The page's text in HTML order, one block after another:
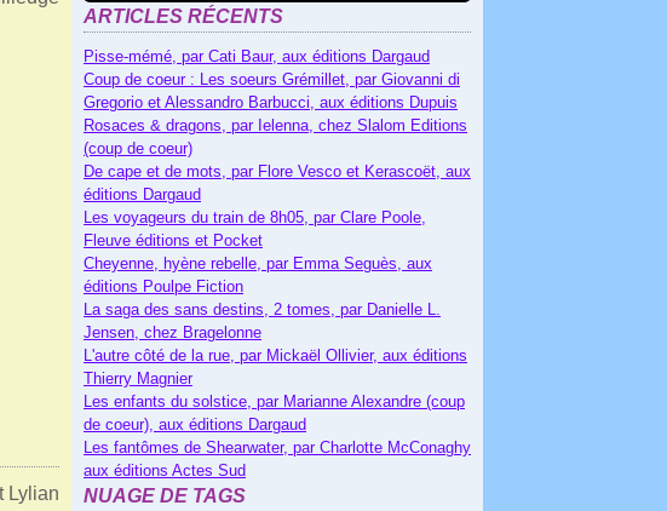
ARTICLES RÉCENTS
Pisse-mémé, par Cati Baur, aux éditions Dargaud
Coup de coeur : Les soeurs Grémillet, par Giovanni di
Gregorio et Alessandro Barbucci, aux éditions Dupuis
Rosaces & dragons, par Ielenna, chez Slalom Editions
(coup de coeur)
De cape et de mots, par Flore Vesco et Kerascoët, aux
éditions Dargaud
Les voyageurs du train de 8h05, par Clare Poole,
Fleuve éditions et Pocket
Cheyenne, hyène rebelle, par Emma Seguès, aux
éditions Poulpe Fiction
La saga des sans destins, 2 tomes, par Danielle L.
Jensen, chez Bragelonne
L'autre côté de la rue, par Mickaël Ollivier, aux éditions
Thierry Magnier
Les enfants du solstice, par Marianne Alexandre (coup
de coeur), aux éditions Dargaud
Les fantômes de Shearwater, par Charlotte McConaghy
aux éditions Actes Sud
NUAGE DE TAGS